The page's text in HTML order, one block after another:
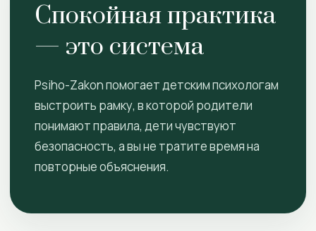
Спокойная практика
— это система
Psiho-Zakon помогает детским психологам
выстроить рамку, в которой родители
понимают правила, дети чувствуют
безопасность, а вы не тратите время на
повторные объяснения.